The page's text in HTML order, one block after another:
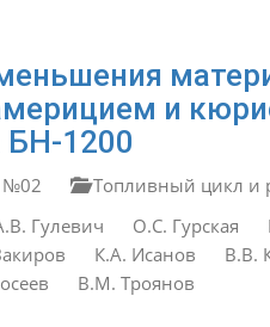
и
БН-1200
№02
Топливный цикл и
Гулевич О.С. Гурская
К.А. Исанов В.В.
В.М. Троянов